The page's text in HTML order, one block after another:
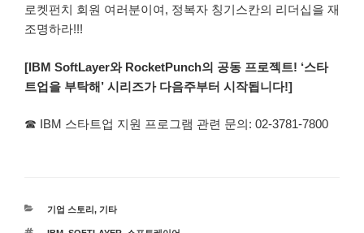
로켓펀치 회원 여러분이여, 정복자 칭기스칸의 리더십을 재
조명하라!!!
[IBM SoftLayer와 RocketPunch의 공동 프로젝트! ‘스타
트업을 부탁해’ 시리즈가 다음주부터 시작됩니다!]
☎ IBM 스타트업 지원 프로그램 관련 문의: 02-3781-7800
카
기업 스토리, 기타